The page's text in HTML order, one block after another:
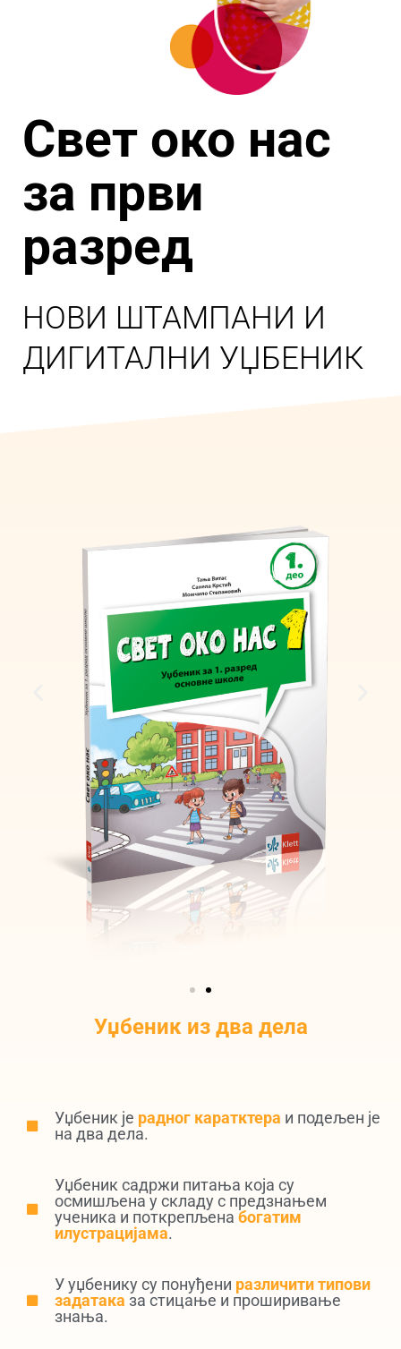
Свет око нас
за први
разред
НОВИ ШТАМПАНИ И
ДИГИТАЛНИ УЏБЕНИК
Уџбеник из два дела
Уџбеник је радног каратктера и подељен је
на два дела.
Уџбеник садржи питања која су
осмишљена у складу с предзнањем
ученика и поткрепљена богатим
илустрацијама.
У уџбенику су понуђени различити типови
задатака за стицање и проширивање
знања.